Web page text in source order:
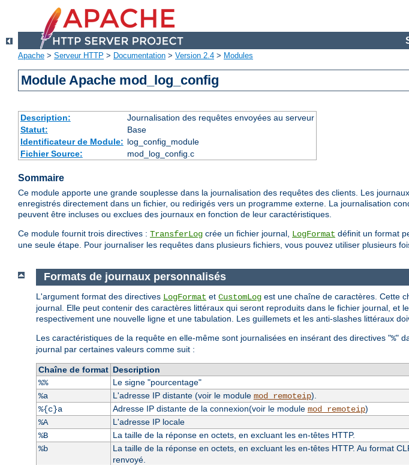
Apache > Serveur HTTP > Documentation > Version 2.4 > Modules
Module Apache mod_log_config
Description:
Journalisation des requêtes envoyées au serveur
Statut:
Base
Identificateur de Module: log_config_module
Fichier Source:
mod_log_config.c
Sommaire
Ce module apporte une grande souplesse dans la journalisation des requêtes des clients. Les
enregistrés directement dans un fichier, ou redirigés vers un programme externe. La journalisation
peuvent être incluses ou exclues des journaux en fonction de leur caractéristiques.
Ce module fournit trois directives : TransferLog crée un fichier journal, LogFormat définit un format
une seule étape. Pour journaliser les requêtes dans plusieurs fichiers, vous pouvez utiliser plusieurs
Formats de journaux personnalisés
L'argument format des directives LogFormat et CustomLog est une chaîne de caractères. Cette
journal. Elle peut contenir des caractères littéraux qui seront reproduits dans le fichier journal, et
respectivement une nouvelle ligne et une tabulation. Les guillemets et les anti-slashes littéraux
Les caractéristiques de la requête en elle-même sont journalisées en insérant des directives "%"
journal par certaines valeurs comme suit :
Chaîne de format Description
%%
Le signe "pourcentage"
%a
L'adresse IP distante (voir le module mod_remoteip).
%{c}a
Adresse IP distante de la connexion(voir le module mod_remoteip)
%A
L'adresse IP locale
%B
La taille de la réponse en octets, en excluant les en-têtes HTTP.
%b
La taille de la réponse en octets, en excluant les en-têtes HTTP. Au format
renvoyé.